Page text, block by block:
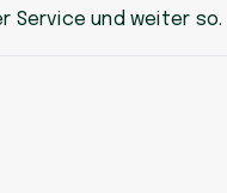
Service und weiter so.